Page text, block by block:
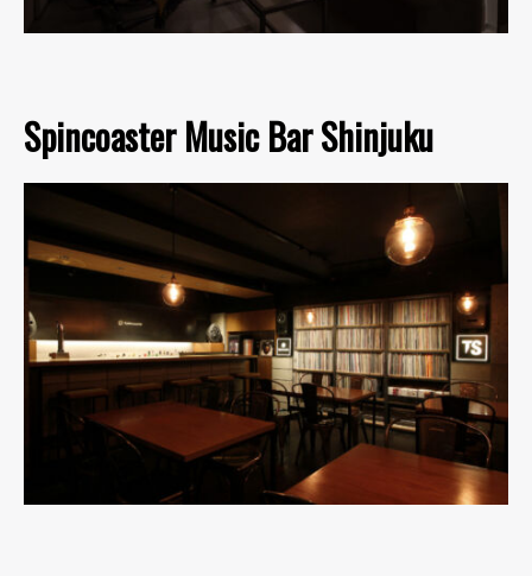
Spincoaster Music Bar Shinjuku